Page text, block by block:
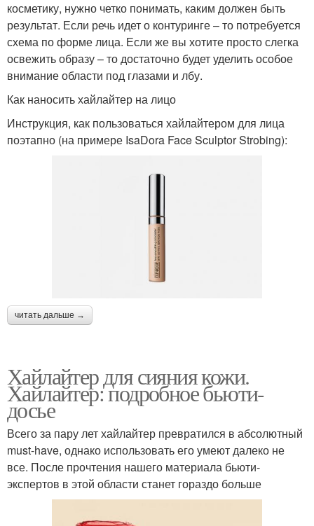
косметику, нужно четко понимать, каким должен быть
результат. Если речь идет о контуринге – то потребуется
схема по форме лица. Если же вы хотите просто слегка
освежить образу – то достаточно будет уделить особое
внимание области под глазами и лбу.
Как наносить хайлайтер на лицо
Инструкция, как пользоваться хайлайтером для лица
поэтапно (на примере IsaDora Face Sculptor Strobing):
читать дальше →
Хайлайтер для сияния кожи.
Хайлайтер: подробное бьюти-
досье
Всего за пару лет хайлайтер превратился в абсолютный
must-have, однако использовать его умеют далеко не
все. После прочтения нашего материала бьюти-
экспертов в этой области станет гораздо больше